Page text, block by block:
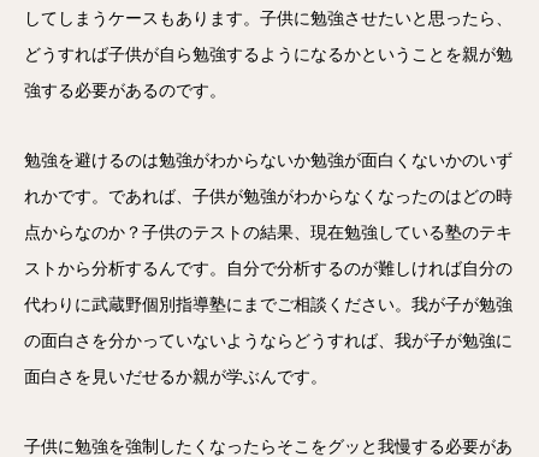
してしまうケースもあります。子供に勉強させたいと思ったら、
どうすれば子供が自ら勉強するようになるかということを親が勉
強する必要があるのです。
勉強を避けるのは勉強がわからないか勉強が面白くないかのいず
れかです。であれば、子供が勉強がわからなくなったのはどの時
点からなのか？子供のテストの結果、現在勉強している塾のテキ
ストから分析するんです。自分で分析するのが難しければ自分の
代わりに武蔵野個別指導塾にまでご相談ください。我が子が勉強
の面白さを分かっていないようならどうすれば、我が子が勉強に
面白さを見いだせるか親が学ぶんです。
子供に勉強を強制したくなったらそこをグッと我慢する必要があ